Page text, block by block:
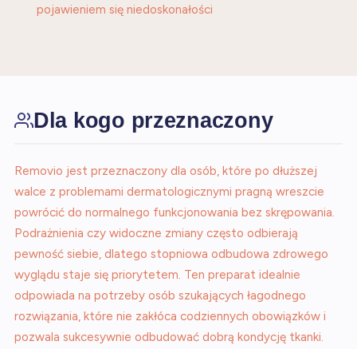
pojawieniem się niedoskonałości
Dla kogo przeznaczony
Removio jest przeznaczony dla osób, które po dłuższej
walce z problemami dermatologicznymi pragną wreszcie
powrócić do normalnego funkcjonowania bez skrępowania.
Podrażnienia czy widoczne zmiany często odbierają
pewność siebie, dlatego stopniowa odbudowa zdrowego
wyglądu staje się priorytetem. Ten preparat idealnie
odpowiada na potrzeby osób szukających łagodnego
rozwiązania, które nie zakłóca codziennych obowiązków i
pozwala sukcesywnie odbudować dobrą kondycję tkanki.